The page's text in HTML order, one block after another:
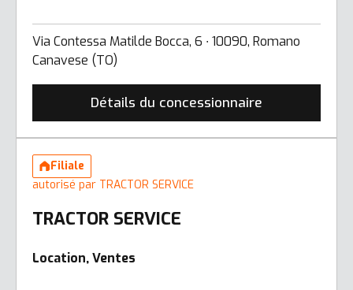
Via Contessa Matilde Bocca, 6 ∙ 10090, Romano
Canavese (TO)
Détails du concessionnaire
Filiale
autorisé par TRACTOR SERVICE
TRACTOR SERVICE
Location, Ventes